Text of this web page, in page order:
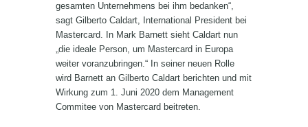
gesamten Unternehmens bei ihm bedanken“,
sagt Gilberto Caldart, International President bei
Mastercard. In Mark Barnett sieht Caldart nun
„die ideale Person, um Mastercard in Europa
weiter voranzubringen.“ In seiner neuen Rolle
wird Barnett an Gilberto Caldart berichten und mit
Wirkung zum 1. Juni 2020 dem Management
Commitee von Mastercard beitreten.